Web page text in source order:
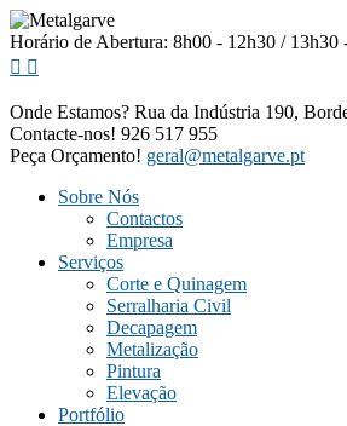
Horário de Abertura: 8h00 - 12h30 / 13h30
Onde Estamos? Rua da Indústria 190,
Contacte-nos! 926 517 955
Peça Orçamento! geral@metalgarve.pt
Sobre Nós
Contactos
Empresa
Serviços
Corte e Quinagem
Serralharia Civil
Decapagem
Metalização
Pintura
Elevação
Portfólio